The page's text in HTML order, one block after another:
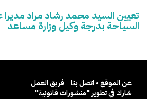
تعيين السيد محمد رشاد مراد
السياحة بدرجة وكيل وزارة مساعد
عن الموقع • اتصل بنا
فريق العمل
شارك في تطوير "منشورات قانونية"